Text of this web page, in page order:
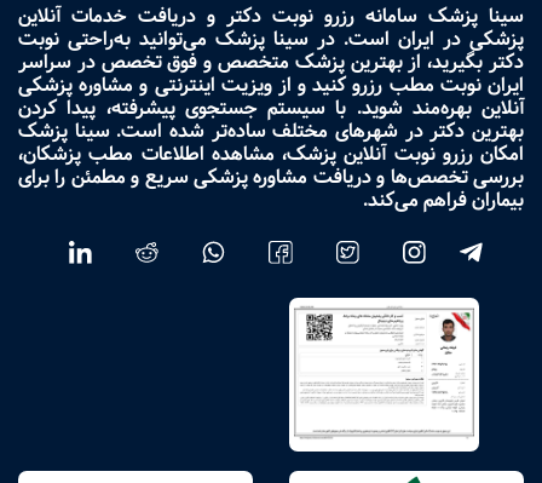
سینا پزشک سامانه رزرو نوبت دکتر و دریافت خدمات آنلاین
پزشکی در ایران است. در سینا پزشک می‌توانید به‌راحتی نوبت
دکتر بگیرید، از بهترین پزشک متخصص و فوق تخصص در سراسر
ایران نوبت مطب رزرو کنید و از ویزیت اینترنتی و مشاوره پزشکی
آنلاین بهره‌مند شوید. با سیستم جستجوی پیشرفته، پیدا کردن
بهترین دکتر در شهرهای مختلف ساده‌تر شده است. سینا پزشک
امکان رزرو نوبت آنلاین پزشک، مشاهده اطلاعات مطب پزشکان،
بررسی تخصص‌ها و دریافت مشاوره پزشکی سریع و مطمئن را برای
بیماران فراهم می‌کند.